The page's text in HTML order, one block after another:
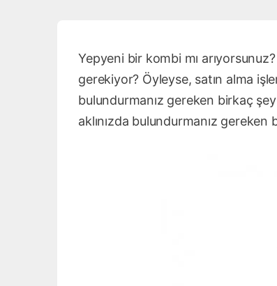
Yepyeni bir kombi mı
gerekiyor? Öyleyse, satın alma
bulundurmanız gereken birkaç
aklınızda bulundurmanız gereken